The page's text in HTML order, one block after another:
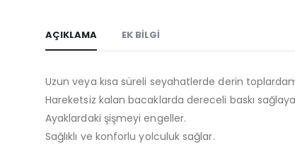
AÇIKLAMA EK BILGI
Uzun veya kısa süreli seyahatlerde derin
Hareketsiz kalan bacaklarda dereceli baskı
Ayaklardaki şişmeyi engeller.
Sağlıklı ve konforlu yolculuk sağlar.